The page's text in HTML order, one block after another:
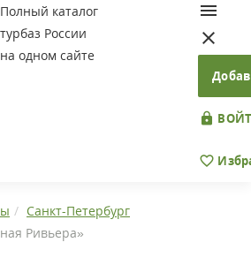
Полный каталог
турбаз России
на одном сайте
Санкт-Петербург
Ривьера»